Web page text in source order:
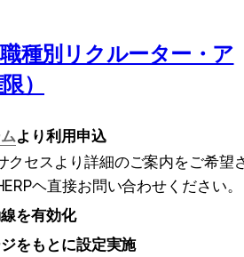
種別リクルーター・ア
）
より利用申込
クセスより詳細のご案内をご希望
ヘ直接お問い合わせください。
線を有効化
ジをもとに設定実施